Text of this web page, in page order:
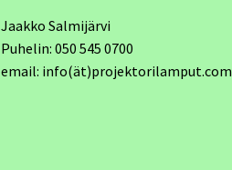
Jaakko Salmijärvi
Puhelin: 050 545 0700
email: info(ät)projektorilamput.com